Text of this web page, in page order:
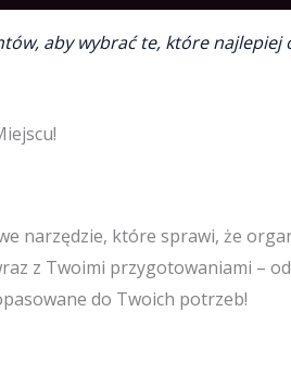
aby wybrać te, które
narzędzie, które sprawi, że
z Twoimi przygotowaniami –
do Twoich potrzeb!